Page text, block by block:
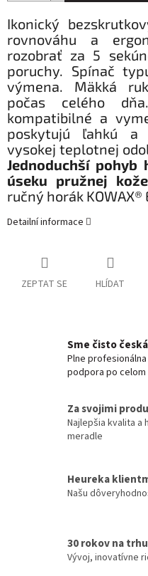
Ikonický
rovnováhu a
rozobrať za 5
poruchy. Spínač
výmena. Mäkká
počas celého
kompatibilné a
poskytujú ľahkú a
vysokej teplotnej
Jednoduchší pohyb
úseku pružnej
ručný horák KOWAX®
Detailní informace
ZEPTAT SE HLÍDAT
Sme čisto
Plne
podpora po celom
Za svojimi
Najlepšia kvalita
meradle
Heureka
Našu
30 rokov na trhu
Vývoj, inovatívne